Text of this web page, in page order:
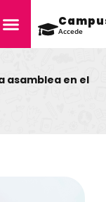
Accede
asamblea en el